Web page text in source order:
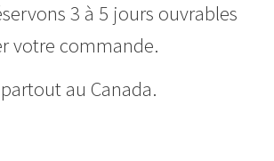
3 à 5 jours ouvrables
votre commande.
au Canada.